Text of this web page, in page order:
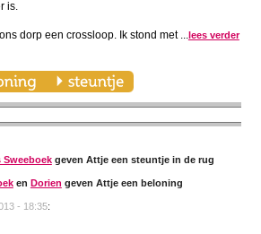
is.
dorp een crossloop. Ik stond met ...lees verder
Sweeboekgeven Attje een steuntje in de rug
en Dorien geven Attje een beloning
- 18:35: